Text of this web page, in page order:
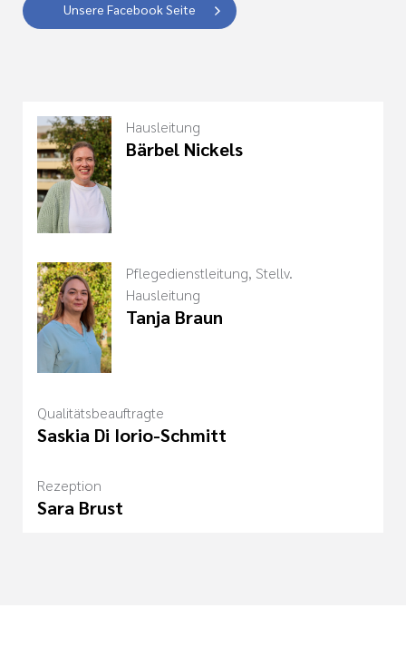
Unsere Facebook Seite
Hausleitung
Bärbel Nickels
Pflegedienstleitung, Stellv.
Hausleitung
Tanja Braun
Qualitätsbeauftragte
Saskia Di Iorio-Schmitt
Rezeption
Sara Brust